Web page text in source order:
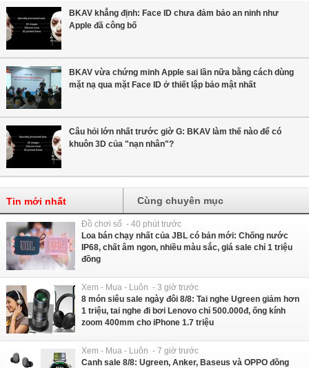
BKAV khẳng định: Face ID chưa đảm bảo an ninh như
Apple đã công bố
BKAV vừa chứng minh Apple sai lần nữa bằng cách dùng
mặt nạ qua mặt Face ID ở thiết lập bảo mật nhất
Câu hỏi lớn nhất trước giờ G: BKAV làm thế nào để có
khuôn 3D của "nạn nhân"?
Tin mới nhất Cùng chuyên mục
Đồ chơi số - 40 phút trước
Loa bán chạy nhất của JBL có bản mới: Chống nước
IP68, chất âm ngon, nhiều màu sắc, giá sale chỉ 1 triệu
đồng
Xem - Mua - Luôn - 3 giờ trước
8 món siêu sale ngày đôi 8/8: Tai nghe Ugreen giảm hơn
1 triệu, tai nghe đi bơi Lenovo chỉ 500.000đ, ống kính
zoom 400mm cho iPhone 1.7 triệu
Xem - Mua - Luôn - 7 giờ trước
Canh sale 8/8: Ugreen, Anker, Baseus và OPPO đồng